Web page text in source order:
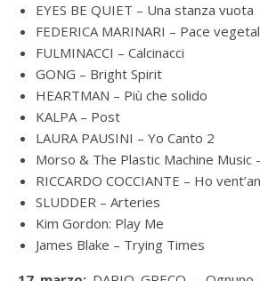
EYES BE QUIET – Una stanza vuota
FEDERICA MARINARI – Pace
FULMINACCI – Calcinacci
GONG – Bright Spirit
HEARTMAN – Più che solido
KALPA – Post
LAURA PAUSINI – Yo Canto 2
Morso & The Plastic Machine Music
RICCARDO COCCIANTE – Ho
SLUDDER – Arteries
Kim Gordon: Play Me
James Blake – Trying Times